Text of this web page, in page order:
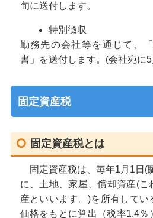
旬に送付します。
特別徴収
勤務先の会社等を通じて、
書」を送付します。(会社宛に
固定資産税
固定資産税とは
固定資産税は、毎年1月1日(
に、土地、家屋、償却資産(こ
産といいます。)を所有して
価格をもとに算出（税率1.4％